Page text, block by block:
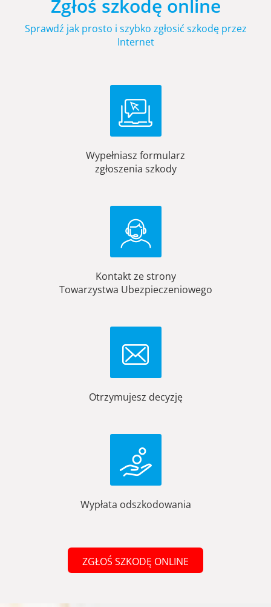
Zgłoś szkodę online
Sprawdź jak prosto i szybko zgłosić szkodę przez
Internet
Wypełniasz formularz
zgłoszenia szkody
Kontakt ze strony
Towarzystwa Ubezpieczeniowego
Otrzymujesz decyzję
Wypłata odszkodowania
ZGŁOŚ SZKODĘ ONLINE